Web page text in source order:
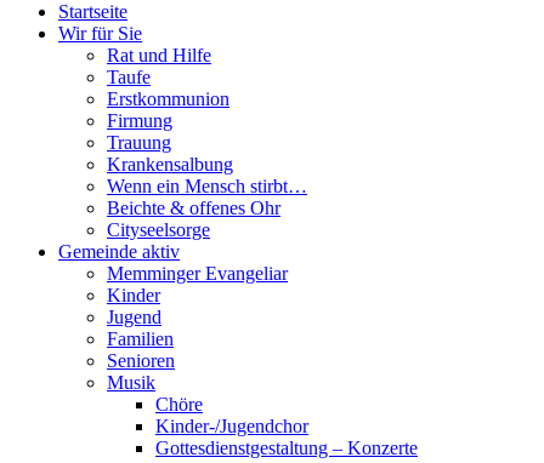
Startseite
Wir für Sie
Rat und Hilfe
Taufe
Erstkommunion
Firmung
Trauung
Krankensalbung
Wenn ein Mensch stirbt…
Beichte & offenes Ohr
Cityseelsorge
Gemeinde aktiv
Memminger Evangeliar
Kinder
Jugend
Familien
Senioren
Musik
Chöre
Kinder-/Jugendchor
Gottesdienstgestaltung – Konzerte